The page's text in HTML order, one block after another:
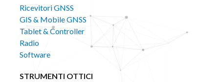
Ricevitori GNSS
GIS & Mobile GNSS
Tablet & Controller
Radio
Software
STRUMENTI OTTICI